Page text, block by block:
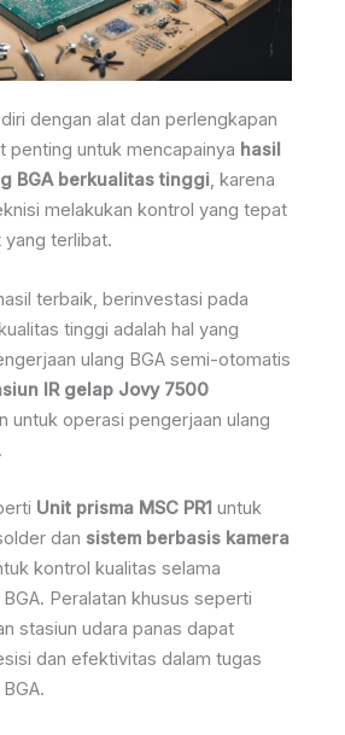
dengan alat dan perlengkapan
penting untuk mencapainya hasil
BGA berkualitas tinggi, karena
melakukan kontrol yang tepat
terlibat.
terbaik, berinvestasi pada
tinggi adalah hal yang
ulang BGA semi-otomatis
IR gelap Jovy 7500
untuk operasi pengerjaan ulang
Unit prisma MSC PR1 untuk
dan sistem berbasis kamera
kontrol kualitas selama
Peralatan khusus seperti
stasiun udara panas dapat
dan efektivitas dalam tugas